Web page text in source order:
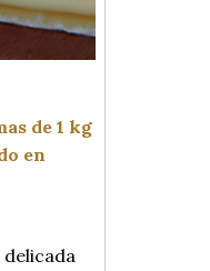
de 1 kg
en
delicada